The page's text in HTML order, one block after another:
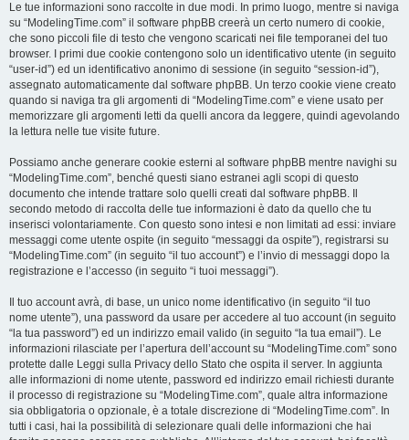
Le tue informazioni sono raccolte in due modi. In primo luogo, mentre si naviga
su “ModelingTime.com” il software phpBB creerà un certo numero di cookie,
che sono piccoli file di testo che vengono scaricati nei file temporanei del tuo
browser. I primi due cookie contengono solo un identificativo utente (in seguito
“user-id”) ed un identificativo anonimo di sessione (in seguito “session-id”),
assegnato automaticamente dal software phpBB. Un terzo cookie viene creato
quando si naviga tra gli argomenti di “ModelingTime.com” e viene usato per
memorizzare gli argomenti letti da quelli ancora da leggere, quindi agevolando
la lettura nelle tue visite future.
Possiamo anche generare cookie esterni al software phpBB mentre navighi su
“ModelingTime.com”, benché questi siano estranei agli scopi di questo
documento che intende trattare solo quelli creati dal software phpBB. Il
secondo metodo di raccolta delle tue informazioni è dato da quello che tu
inserisci volontariamente. Con questo sono intesi e non limitati ad essi: inviare
messaggi come utente ospite (in seguito “messaggi da ospite”), registrarsi su
“ModelingTime.com” (in seguito “il tuo account”) e l’invio di messaggi dopo la
registrazione e l’accesso (in seguito “i tuoi messaggi”).
Il tuo account avrà, di base, un unico nome identificativo (in seguito “il tuo
nome utente”), una password da usare per accedere al tuo account (in seguito
“la tua password”) ed un indirizzo email valido (in seguito “la tua email”). Le
informazioni rilasciate per l’apertura dell’account su “ModelingTime.com” sono
protette dalle Leggi sulla Privacy dello Stato che ospita il server. In aggiunta
alle informazioni di nome utente, password ed indirizzo email richiesti durante
il processo di registrazione su “ModelingTime.com”, quale altra informazione
sia obbligatoria o opzionale, è a totale discrezione di “ModelingTime.com”. In
tutti i casi, hai la possibilità di selezionare quali delle informazioni che hai